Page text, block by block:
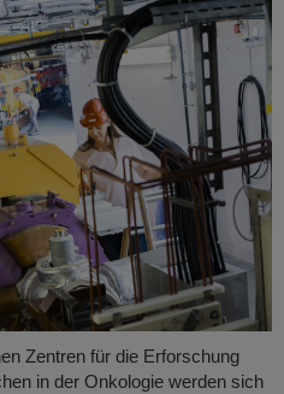
Zentren für die Erforschung
in der Onkologie werden sich